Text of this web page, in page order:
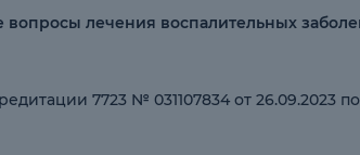
вопросы лечения воспалительных
7723 № 031107834 от 26.09.2023